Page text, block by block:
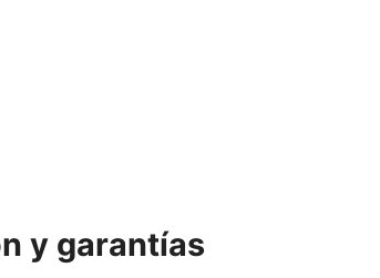
y garantías